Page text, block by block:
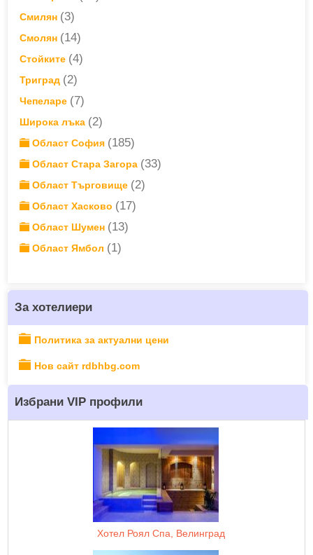
Смилян (3)
Смолян (14)
Стойките (4)
Триград (2)
Чепеларе (7)
Широка лъка (2)
Област София (185)
Област Стара Загора (33)
Област Търговище (2)
Област Хасково (17)
Област Шумен (13)
Област Ямбол (1)
За хотелиери
Политика за актуални цени
Нов сайт rdbhbg.com
Избрани VIP профили
Хотел Роял Спа, Велинград